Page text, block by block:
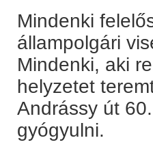
Mindenki
állampolgári
Mindenki, aki
helyzetet
Andrássy út
gyógyulni.